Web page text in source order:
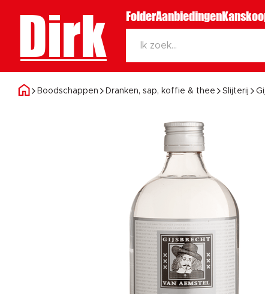
Dirk FolderAanbiedingen
Boodschappen Dranken, sap, koffie & thee Slijterij